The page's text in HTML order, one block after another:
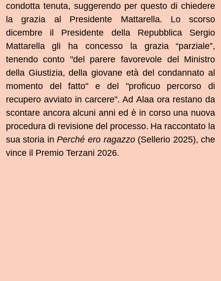
condotta tenuta, suggerendo per questo di chiedere
la grazia al Presidente Mattarella.
Lo scorso
dicembre il Presidente della Repubblica Sergio
Mattarella gli ha concesso la grazia “parziale”,
tenendo conto "del parere favorevole del Ministro
della Giustizia, della giovane età del condannato al
momento del fatto" e del "proficuo percorso di
recupero avviato in carcere". Ad Alaa ora restano da
scontare ancora alcuni anni ed è in corso una nuova
procedura di revisione del processo. Ha raccontato la
sua storia inPerché ero ragazzo (Sellerio 2025), che
vince il Premio Terzani 2026.